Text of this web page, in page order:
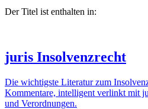
Der Titel ist enthalten in:
juris Insolvenzrecht
Die wichtigste Literatur zum
Kommentare, intelligent verlinkt mit
und Verordnungen.